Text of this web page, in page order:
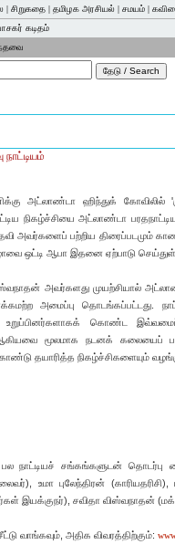
| சிறுகதை | தமிழக அரசியல் | சமயம் |
கடிதம்
அட்லாண்டா ஹிந்துக் கோவிலில்
நிகழ்ச்சியை அட்லாண்டா
அவர்களைப் பற்றிய திரைப்படமும்
ஒட்டி ஆபா இதனை ஏற்பாடு
அவர்களது முயற்சியால்
அமைப்பு தொடங்கப்பட்டது.
கொண்ட
மூலமாக நடனக் கலையைப்
தயாரித்த நிகழ்ச்சிகளையும்
நாட்டியச் சங்கங்களுடன் தொடர்பு
உமா புலேந்திரன்
இயக்குநர்), சவிதா விஸ்வநாதன்
வாங்கவும், அதிக விவரத்திற்கும்: